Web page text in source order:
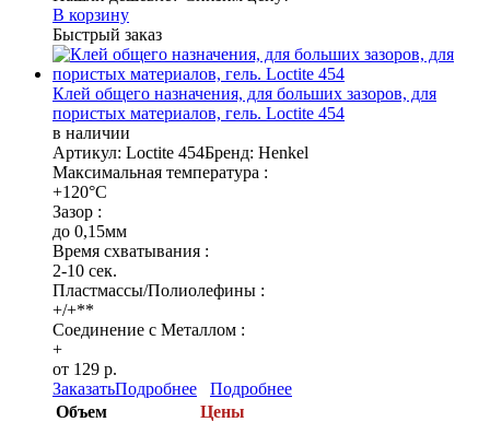
В корзину
Быстрый заказ
Клей общего назначения, для больших зазоров, для
пористых материалов, гель. Loctite 454
в наличии
Артикул: Loctite 454Бренд: Henkel
Максимальная температура :
+120°C
Зазор :
до 0,15мм
Время схватывания :
2-10 сек.
Пластмассы/Полиолефины :
+/+**
Соединение с Металлом :
+
от 129 р.
ЗаказатьПодробнее
Подробнее
Объем
Цены